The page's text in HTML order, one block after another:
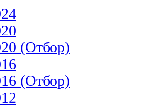
(Отбор)
(Отбор)